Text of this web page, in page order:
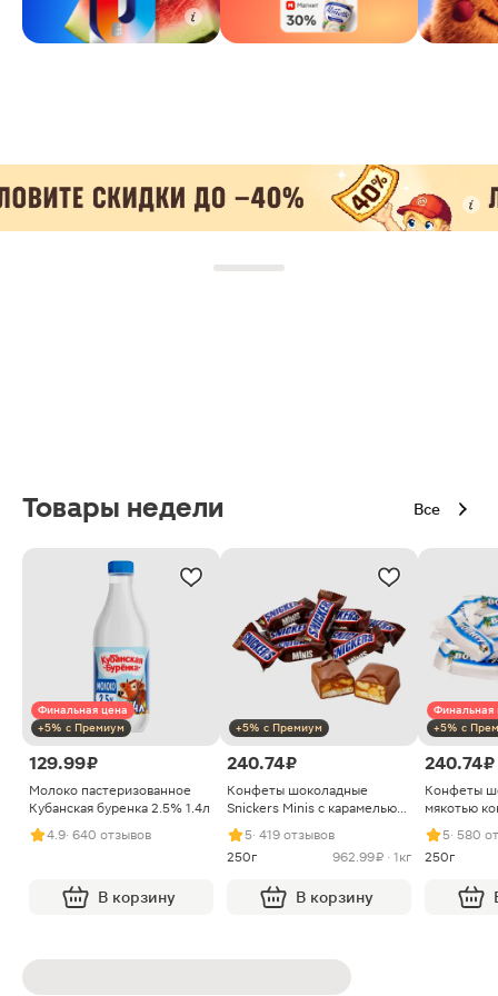
Товары недели Все
Финальная цена
+5% с Премиум
129.99 ₽
Молоко пастеризованное
Кубанская буренка 2.5% 1.4л
4.9· 640 отзывов
В корзину
+5% с Премиум
240.74 ₽
Конфеты шоколадные
Snickers Minis с карамелью
арахисом и нугой
5· 419 отзывов
250г
962.99 ₽ · 1кг
В корзину
Финальная
+5% с
240.74 ₽
Конфеты
мякотью
5· 580
250г